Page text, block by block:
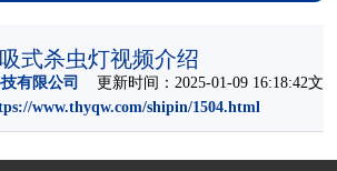
式杀虫灯视频介绍
有限公司
更新时间：2025-01-09 16:18:42文
www.thyqw.com/shipin/1504.html